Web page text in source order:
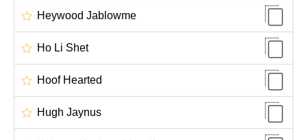
Heywood Jablowme
Ho Li Shet
Hoof Hearted
Hugh Jaynus